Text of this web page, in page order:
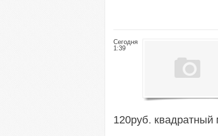
Сегодня
1:39
120руб. квадратный